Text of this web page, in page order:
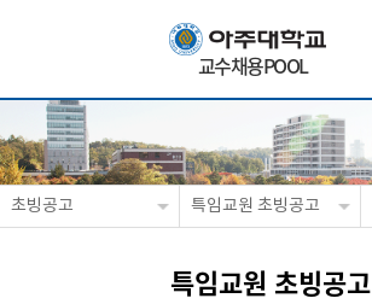
교수채용POOL
초빙공고 특임교원 초빙공고
특임교원 초빙공고